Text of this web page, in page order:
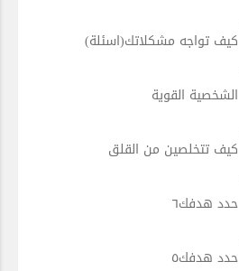
كيف تواجه مشكلاتك(اسئلة)
الشخصية القوية
كيف تتخلصين من القلق
حدد هدفك٦
حدد هدفك٥